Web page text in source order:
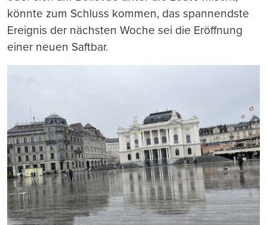
könnte zum Schluss kommen, das spannendste
Ereignis der nächsten Woche sei die Eröffnung
einer neuen Saftbar.